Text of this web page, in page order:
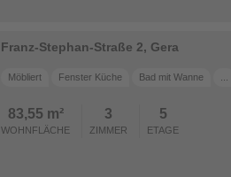
Franz-Stephan-Straße 2, Gera
Möbliert Fenster Küche Bad mit Wanne
83,55 m²
WOHNFLÄCHE
3
ZIMMER
5
ETAGE